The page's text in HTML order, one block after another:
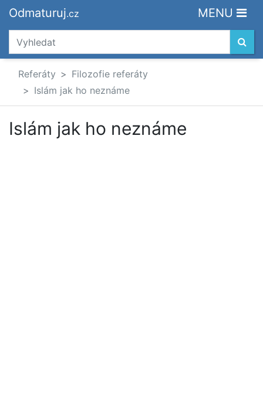
Odmaturuj.cz MENU
Referáty
Filozofie referáty
Islám jak ho neznáme
Islám jak ho neznáme